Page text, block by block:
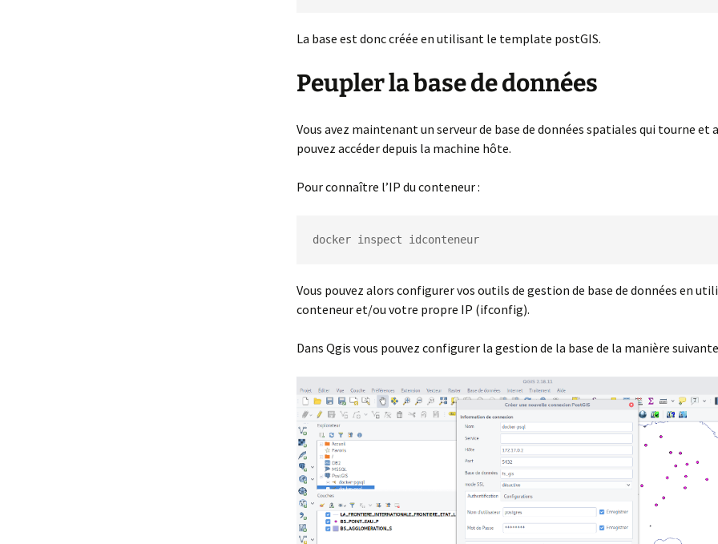
La base est donc créée en utilisant le template postGIS.
Peupler la base de données
Vous avez maintenant un serveur de base de données spatiales qui tourne et
pouvez accéder depuis la machine hôte.
Pour connaître l’IP du conteneur :
docker inspect idconteneur
Vous pouvez alors configurer vos outils de gestion de base de données en
conteneur et/ou votre propre IP (ifconfig).
Dans Qgis vous pouvez configurer la gestion de la base de la manière